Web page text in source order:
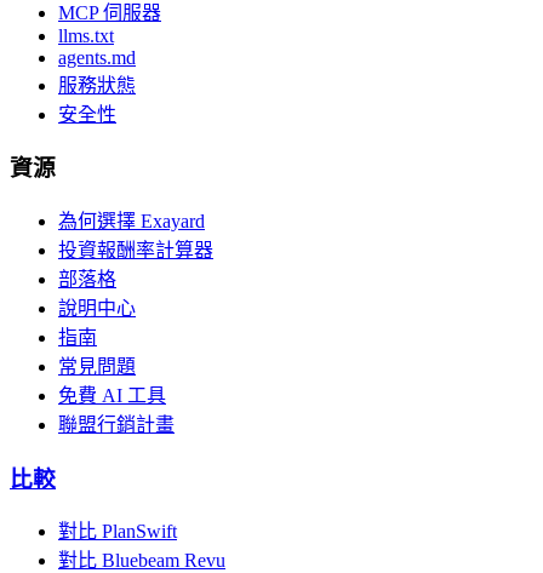
MCP 伺服器
llms.txt
agents.md
服務狀態
安全性
資源
為何選擇 Exayard
投資報酬率計算器
部落格
說明中心
指南
常見問題
免費 AI 工具
聯盟行銷計畫
比較
對比 PlanSwift
對比 Bluebeam Revu